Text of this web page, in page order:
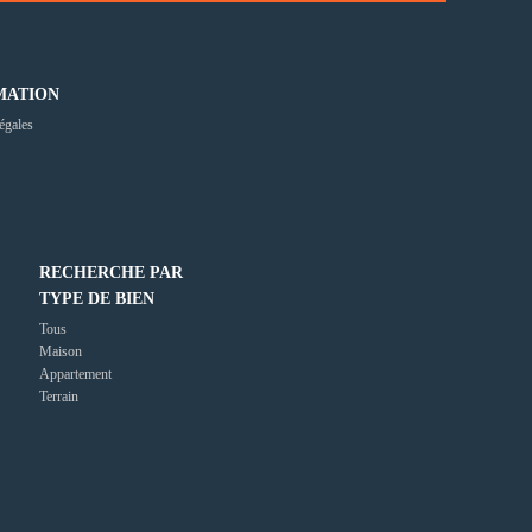
RECHERCHE PAR
TYPE DE BIEN
Tous
Maison
Appartement
Terrain